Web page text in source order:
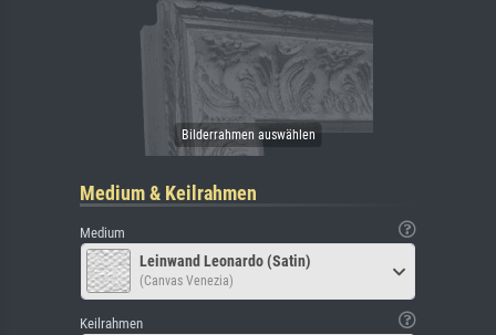
Medium & Keilrahmen
Medium
Leinwand Leonardo (Satin)
(Canvas Venezia)
Keilrahmen